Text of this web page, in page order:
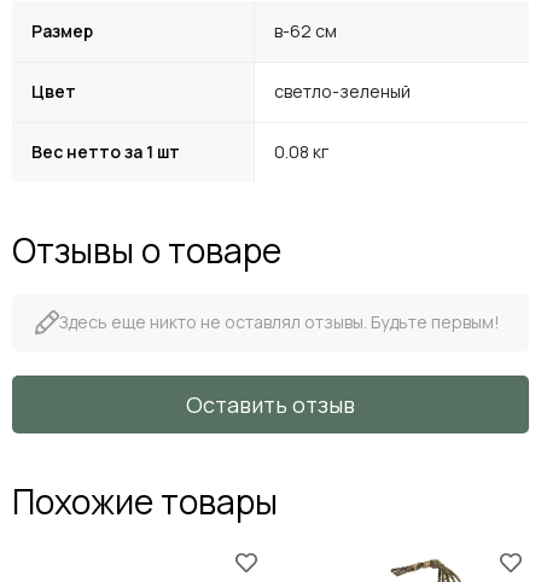
Размер в-62 см
Цвет светло-зеленый
Вес нетто за 1 шт 0.08 кг
Отзывы о товаре
Здесь еще никто не оставлял отзывы. Будьте первым!
Оставить отзыв
Похожие товары